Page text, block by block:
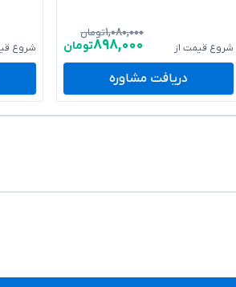
شروع قیمت از
۱,۰۸۰,۰۰۰تومان
۸۹۸,۰۰۰تومان
دریافت مشاوره
شروع